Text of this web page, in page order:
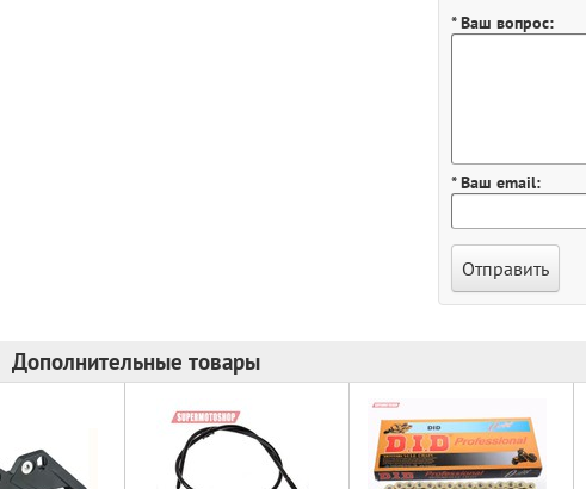
* Ваш вопрос:
* Ваш email:
Дополнительные товары